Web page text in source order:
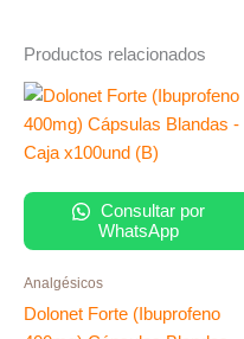
Productos relacionados
Consultar por
WhatsApp
Analgésicos
Dolonet Forte (Ibuprofeno